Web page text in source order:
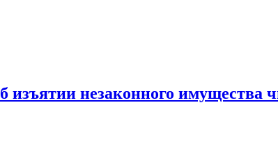
изъятии незаконного имущества